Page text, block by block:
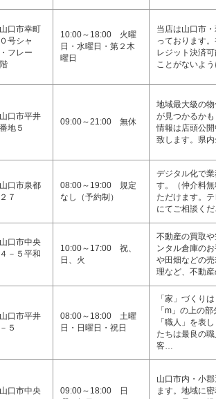
口市幸町
号シャ
フレー
10:00～18:00 火曜
日・水曜日・第２木
曜日
当店は山口市
っております
レジット決済
ことがないよ
口市平井
地５
09:00～21:00 無休
地域最大級の
が見つかるか
情報は店頭公
致します。県内
口市泉都
７
08:00～19:00 規定
なし（予約制）
デジタル化で
す。（仲介料
ただけます。
にてご相談くだ
口市中央
－５平和
10:00～17:00 祝、
日、火
不動産の買取
ンタル倉庫の
や田畑などの
理など、不動
口市平井
５
08:00～18:00 土曜
日・日曜日・祝日
「家」づくり
「m」の上の
「職人」を表
たちは最良の
客…
口市中央
09:00～18:00 日
山口市内・小
ます。地域に